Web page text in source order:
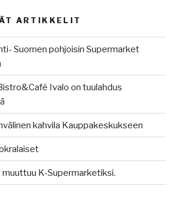
ARTIKKELIT
Suomen pohjoisin Supermarket
Ivalo on tuulahdus
kahvila Kauppakeskukseen
K-Supermarketiksi.